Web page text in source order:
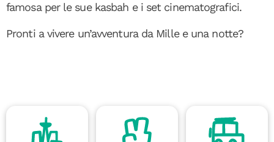
famosa per le sue kasbah e i set cinematografici.
Pronti a vivere un’avventura da Mille e una notte?